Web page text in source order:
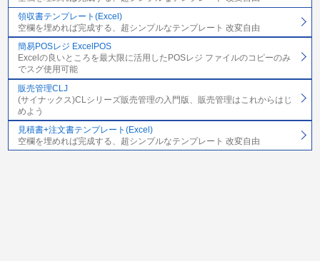
領収書テンプレート(Excel)
空欄を埋めれば完成する、超シンプルなテンプレート 改変自由
簡易POSレジ ExcelPOS
Excelの良いところを最大限に活用したPOSレジ ファイルのコピーのみ
でスグ使用可能
販売管理CLJ
(サイナックス)CLシリーズ販売管理の入門版、販売管理はこれからはじ
めよう
見積書+注文書テンプレート(Excel)
空欄を埋めれば完成する、超シンプルなテンプレート 改変自由